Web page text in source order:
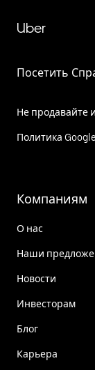
Uber
Посетить
Не продавайте
Политика
Компаниям
О нас
Наши
Новости
Инвесторам
Блог
Карьера